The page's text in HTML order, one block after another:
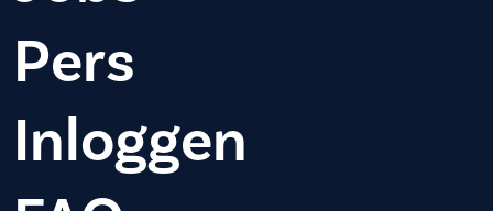
Pers
Inloggen